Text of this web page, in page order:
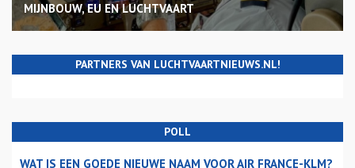
MIJNBOUW, EU EN LUCHTVAART
PARTNERS VAN LUCHTVAARTNIEUWS.NL!
POLL
WAT IS EEN GOEDE NIEUWE NAAM VOOR AIR FRANCE-KLM?